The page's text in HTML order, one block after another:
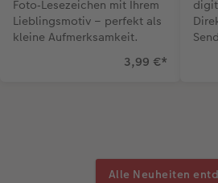
Foto‑Lesezeichen mit Ihrem
Lieblingsmotiv – perfekt als
kleine Aufmerksamkeit.
3,99 €*
Alle Neuheiten